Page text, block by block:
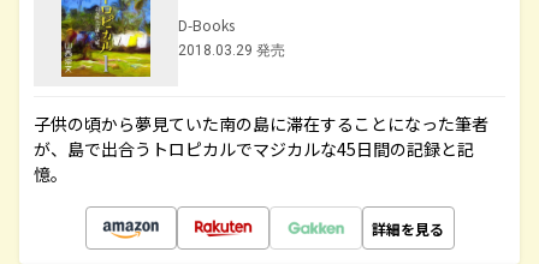
D-Books
2018.03.29 発売
子供の頃から夢見ていた南の島に滞在することになった筆者
が、島で出合うトロピカルでマジカルな45日間の記録と記
憶。
詳細を見る